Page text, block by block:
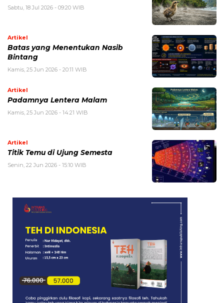
Sabtu, 18 Jul 2026 - 09:20 WIB
Artikel
Batas yang Menentukan Nasib
Bintang
Kamis, 25 Jun 2026 - 20:11 WIB
Artikel
Padamnya Lentera Malam
Kamis, 25 Jun 2026 - 14:21 WIB
Artikel
Titik Temu di Ujung Semesta
Senin, 22 Jun 2026 - 15:10 WIB